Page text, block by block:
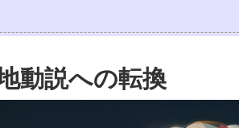
動説への転換